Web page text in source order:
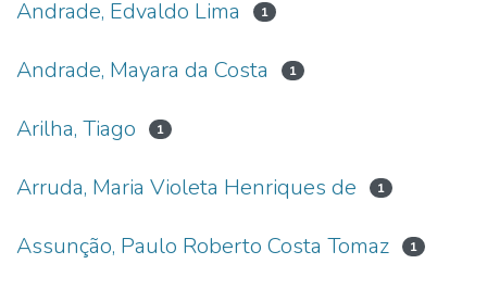
Andrade, Edvaldo Lima 1
Andrade, Mayara da Costa 1
Arilha, Tiago 1
Arruda, Maria Violeta Henriques de 1
Assunção, Paulo Roberto Costa Tomaz 1